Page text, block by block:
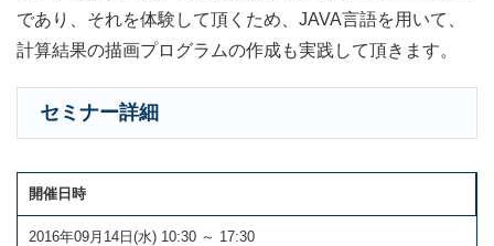
であり、それを体験して頂くため、JAVA言語を用いて、
計算結果の描画プログラムの作成も実践して頂きます。
セミナー詳細
開催日時
2016年09月14日(水) 10:30 ～ 17:30